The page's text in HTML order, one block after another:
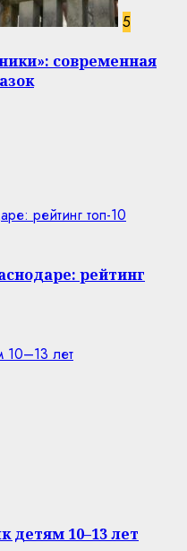
5
современная
рейтинг топ-10
рейтинг
10–13 лет
детям 10–13 лет